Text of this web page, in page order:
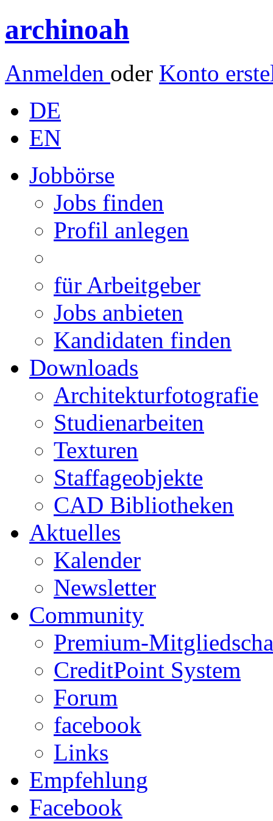
archinoah
Anmelden oder Konto
DE
EN
Jobbörse
Jobs finden
Profil anlegen
für Arbeitgeber
Jobs anbieten
Kandidaten finden
Downloads
Architekturfotografie
Studienarbeiten
Texturen
Staffageobjekte
CAD Bibliotheken
Aktuelles
Kalender
Newsletter
Community
Premium-
CreditPoint System
Forum
facebook
Links
Empfehlung
Facebook